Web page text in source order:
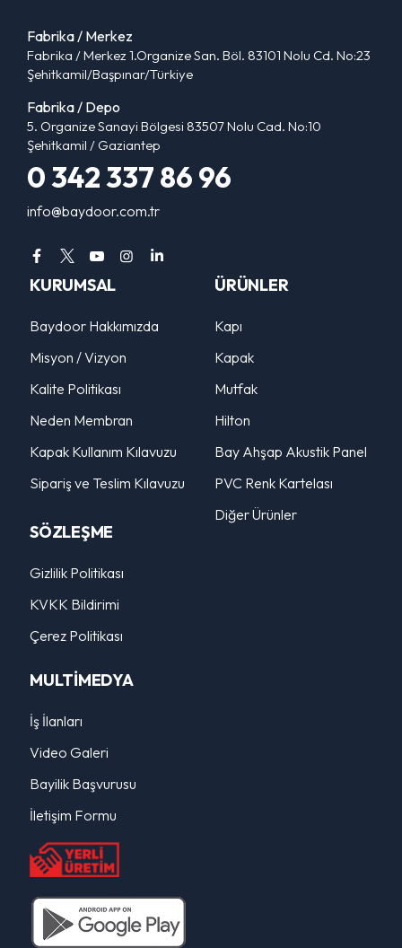
Fabrika / Merkez
Fabrika / Merkez 1.Organize San. Böl. 83101 Nolu Cd. No:23
Şehitkamil/Başpınar/Türkiye
Fabrika / Depo
5. Organize Sanayi Bölgesi 83507 Nolu Cad. No:10
Şehitkamil / Gaziantep
0 342 337 86 96
info@baydoor.com.tr
KURUMSAL
Baydoor Hakkımızda
Misyon / Vizyon
Kalite Politikası
Neden Membran
Kapak Kullanım Kılavuzu
Sipariş ve Teslim Kılavuzu
SÖZLEŞME
Gizlilik Politikası
KVKK Bildirimi
Çerez Politikası
ÜRÜNLER
Kapı
Kapak
Mutfak
Hilton
Bay Ahşap Akustik Panel
PVC Renk Kartelası
Diğer Ürünler
MULTİMEDYA
İş İlanları
Video Galeri
Bayilik Başvurusu
İletişim Formu